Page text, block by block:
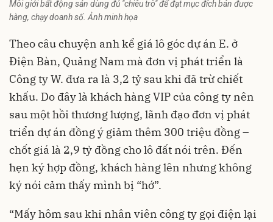
Môi giới bất động sản dùng đủ "chiêu trò" để đạt mục đích bán được
hàng, chạy doanh số. Ảnh minh họa
Theo câu chuyện anh kể giá lô góc dự án E. ở
Điện Bàn, Quảng Nam mà đơn vị phát triển là
Công ty W. đưa ra là 3,2 tỷ sau khi đã trừ chiết
khấu. Do đây là khách hàng VIP của công ty nên
sau một hồi thương lượng, lãnh đạo đơn vị phát
triển dự án đồng ý giảm thêm 300 triệu đồng –
chốt giá là 2,9 tỷ đồng cho lô đất nói trên. Đến
hẹn ký hợp đồng, khách hàng lên nhưng không
ký nói cảm thấy mình bị “hớ”.
“Mấy hôm sau khi nhân viên công ty gọi điện lại